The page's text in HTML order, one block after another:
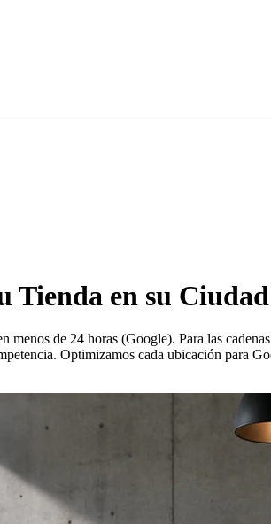
Tienda en su Ciudad
de 24 horas (Google). Para las
Optimizamos cada ubicación para